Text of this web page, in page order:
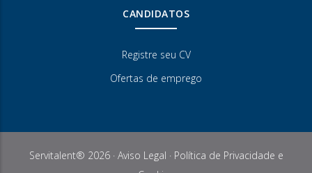
CANDIDATOS
Registre seu CV
Ofertas de emprego
Servitalent® 2026 · Aviso Legal · Política de Privacidade e